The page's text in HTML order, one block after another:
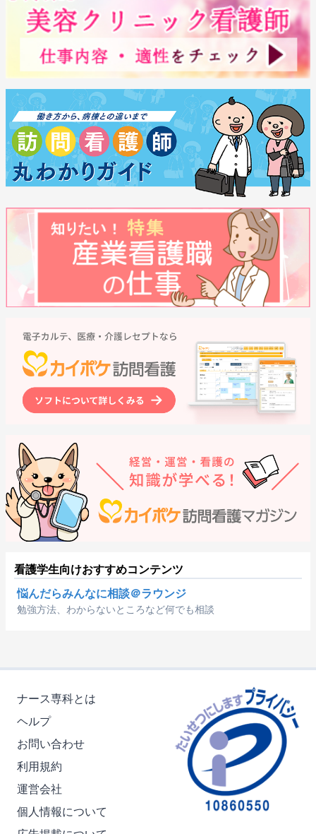
看護学生向けおすすめコンテンツ
悩んだらみんなに相談＠ラウンジ
勉強方法、わからないところなど何でも相談
ナース専科とは
ヘルプ
お問い合わせ
利用規約
運営会社
個人情報について